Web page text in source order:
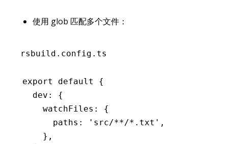
使用 glob 匹配多个文件：
rsbuild.config.ts
export default
{
  dev
:
{
    watchFiles
:
{
      paths
: 'src/**/*.txt' ,
    }
,